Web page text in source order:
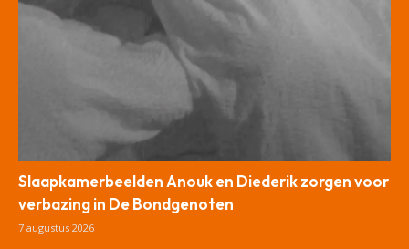
Slaapkamerbeelden Anouk en Diederik zorgen voor
verbazing in De Bondgenoten
7 augustus 2026